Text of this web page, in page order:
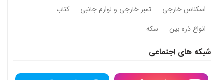
اسکناس خارجی
تمبر خارجی و لوازم جانبی
کتاب
انواع ذره بین
سکه
شبکه های اجتماعی